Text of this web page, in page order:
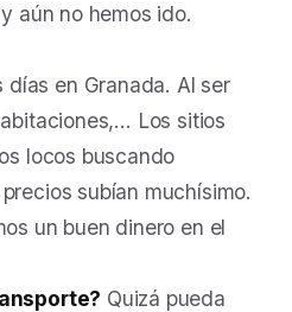
aún no hemos ido.
en Granada. Al ser
Los sitios
locos buscando
subían muchísimo.
un buen dinero en el
Quizá pueda